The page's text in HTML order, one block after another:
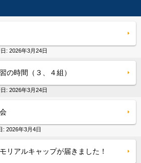
: 2026年3月24日
の時間（３、４組）
: 2026年3月24日
: 2026年3月4日
リアルキャップが届きました！